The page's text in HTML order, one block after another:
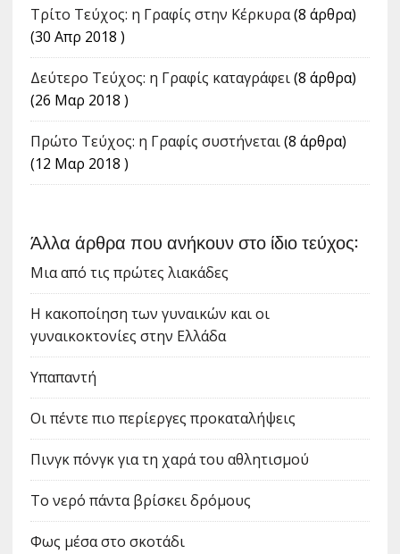
Tρίτο Τεύχος: η Γραφίς στην Κέρκυρα(8 άρθρα)
(30 Απρ 2018 )
Δεύτερο Τεύχος: η Γραφίς καταγράφει(8 άρθρα)
(26 Μαρ 2018 )
Πρώτο Τεύχος: η Γραφίς συστήνεται(8 άρθρα)
(12 Μαρ 2018 )
Άλλα άρθρα που ανήκουν στο ίδιο τεύχος:
Μια από τις πρώτες λιακάδες
Η κακοποίηση των γυναικών και οι
γυναικοκτονίες στην Ελλάδα
Υπαπαντή
Οι πέντε πιο περίεργες προκαταλήψεις
Πινγκ πόνγκ για τη χαρά του αθλητισμού
Το νερό πάντα βρίσκει δρόμους
Φως μέσα στο σκοτάδι